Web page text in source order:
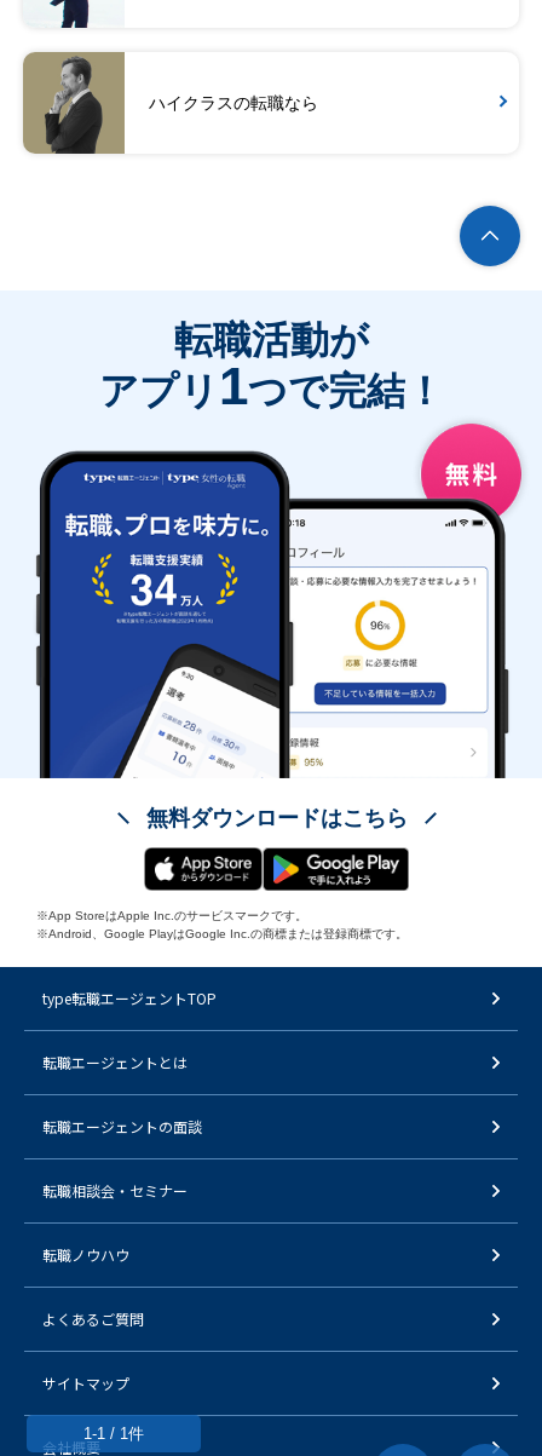
ハイクラスの転職なら
1-1 / 1件
転職活動が
アプリ 1つで完結！
無料ダウンロードはこちら
※App StoreはApple Inc.のサービスマークです。
※Android、Google PlayはGoogle Inc.の商標または登録商標です。
type転職エージェントTOP
転職エージェントとは
転職エージェントの面談
転職相談会・セミナー
転職ノウハウ
よくあるご質問
サイトマップ
会社概要